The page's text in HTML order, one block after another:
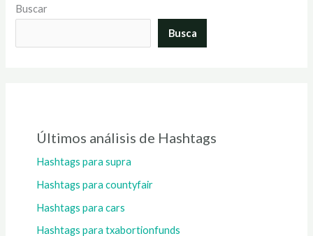
Buscar
Busca
Últimos análisis de Hashtags
Hashtags para supra
Hashtags para countyfair
Hashtags para cars
Hashtags para txabortionfunds